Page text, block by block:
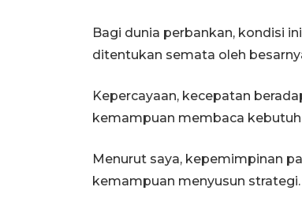
Bagi dunia perbankan, kondisi
ditentukan semata oleh
Kepercayaan, kecepatan
kemampuan membaca
Menurut saya, kepemimpinan
kemampuan menyusun strategi.